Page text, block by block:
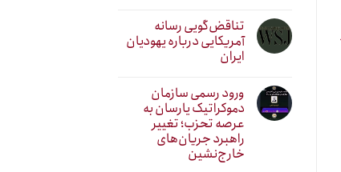
تناقض‌گویی رسانه
آمریکایی درباره یهودیان
ایران
ورود رسمی سازمان
دموکراتیک یارسان به
عرصه تحزب؛ تغییر
راهبرد جریان‌های
خارج‌نشین